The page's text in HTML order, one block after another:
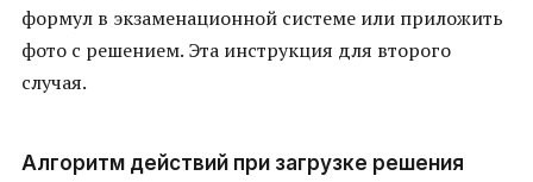
формул в экзаменационной системе или приложить
фото с решением. Эта инструкция для второго
случая.
Алгоритм действий при загрузке решения